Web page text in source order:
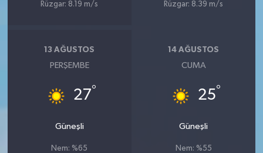
Rüzgar: 8.19 m/s
Rüzgar: 8.39 m/s
13 AĞUSTOS
PERŞEMBE
27°
Güneşli
Nem: %65
14 AĞUSTOS
CUMA
25°
Güneşli
Nem: %55